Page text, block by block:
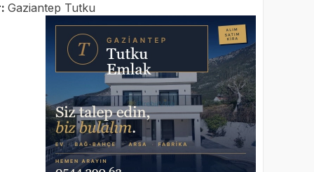
Gaziantep Tutku